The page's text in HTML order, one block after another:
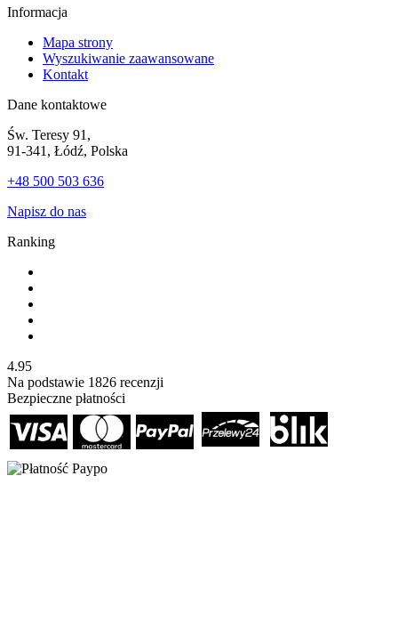
Informacja
Mapa strony
Wyszukiwanie zaawansowane
Kontakt
Dane kontaktowe
Św. Teresy 91,
91-341, Łódź, Polska
+48 500 503 636
Napisz do nas
Ranking
4.95
Na podstawie 1826 recenzji
Bezpieczne płatności